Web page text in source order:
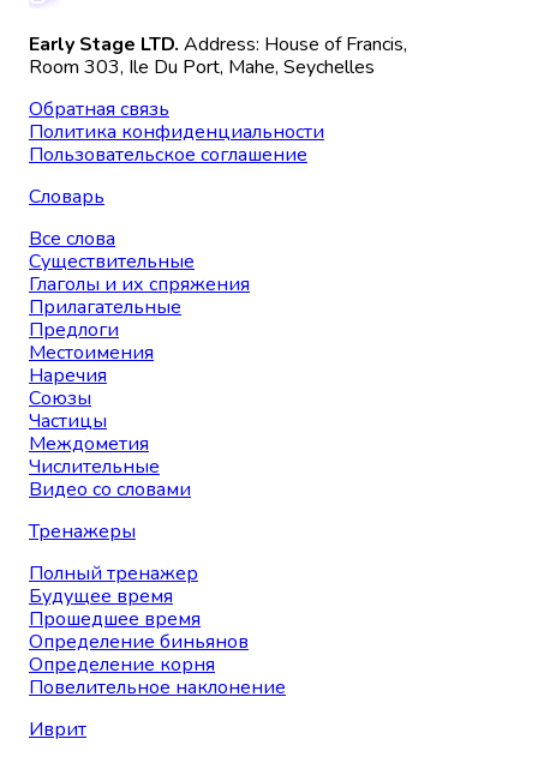
Early Stage LTD. Address: House of Francis,
Room 303, Ile Du Port, Mahe, Seychelles
Обратная связь
Политика конфиденциальности
Пользовательское соглашение
Словарь
Все слова
Существительные
Глаголы и их спряжения
Прилагательные
Предлоги
Местоимения
Наречия
Союзы
Частицы
Междометия
Числительные
Видео со словами
Тренажеры
Полный тренажер
Будущее время
Прошедшее время
Определение биньянов
Определение корня
Повелительное наклонение
Иврит